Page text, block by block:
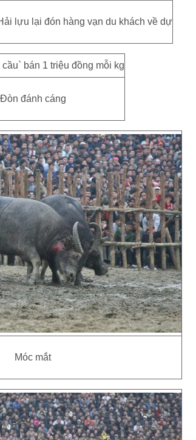
lựu lại đón hàng vạn du khách về dự
Đòn đánh cáng
Móc mắt